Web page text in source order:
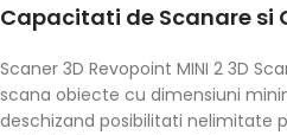
Capacitati de Scanare
Scaner 3D Revopoint MINI 2 3D
scana obiecte cu dimensiuni
deschizand posibilitati nelimitate